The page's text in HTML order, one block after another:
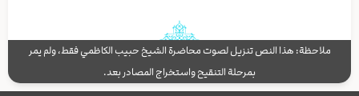
ملاحظة: هذا النص تنزيل لصوت محاضرة الشيخ حبيب الكاظمي فقط، ولم يمر
بمرحلة التنقيح واستخراج المصادر بعد.